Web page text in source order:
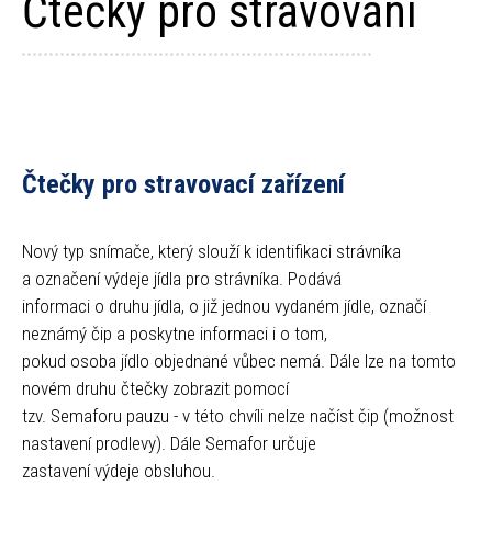
Čtečky pro stravování
Čtečky pro stravovací zařízení
Nový typ snímače, který slouží k identifikaci strávníka
a označení výdeje jídla pro strávníka. Podává
informaci o druhu jídla, o již jednou vydaném jídle, označí
neznámý čip a poskytne informaci i o tom,
pokud osoba jídlo objednané vůbec nemá. Dále lze na tomto
novém druhu čtečky zobrazit pomocí
tzv. Semaforu pauzu - v této chvíli nelze načíst čip (možnost
nastavení prodlevy). Dále Semafor určuje
zastavení výdeje obsluhou.